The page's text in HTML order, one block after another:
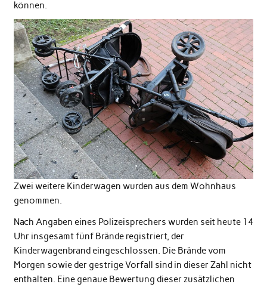
können.
Zwei weitere Kinderwagen wurden aus dem Wohnhaus
genommen.
Nach Angaben eines Polizeisprechers wurden seit heute 14
Uhr insgesamt fünf Brände registriert, der
Kinderwagenbrand eingeschlossen. Die Brände vom
Morgen sowie der gestrige Vorfall sind in dieser Zahl nicht
enthalten. Eine genaue Bewertung dieser zusätzlichen